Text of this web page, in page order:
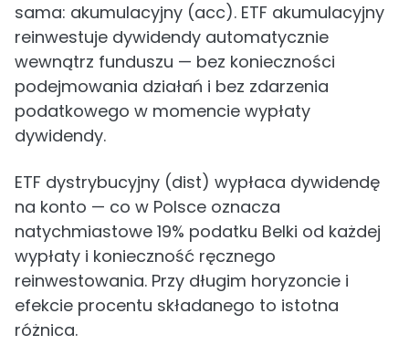
sama: akumulacyjny (acc). ETF akumulacyjny
reinwestuje dywidendy automatycznie
wewnątrz funduszu — bez konieczności
podejmowania działań i bez zdarzenia
podatkowego w momencie wypłaty
dywidendy.
ETF dystrybucyjny (dist) wypłaca dywidendę
na konto — co w Polsce oznacza
natychmiastowe 19% podatku Belki od każdej
wypłaty i konieczność ręcznego
reinwestowania. Przy długim horyzoncie i
efekcie procentu składanego to istotna
różnica.